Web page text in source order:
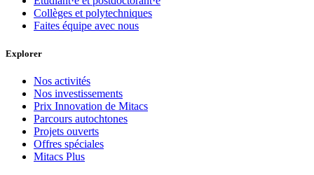
Collèges et polytechniques
Faites équipe avec nous
Explorer
Nos activités
Nos investissements
Prix Innovation de Mitacs
Parcours autochtones
Projets ouverts
Offres spéciales
Mitacs Plus